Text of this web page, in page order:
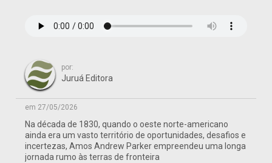
por:
Juruá Editora
em 27/05/2026
Na década de 1830, quando o oeste norte-americano
ainda era um vasto território de oportunidades, desafios e
incertezas, Amos Andrew Parker empreendeu uma longa
jornada rumo às terras de fronteira